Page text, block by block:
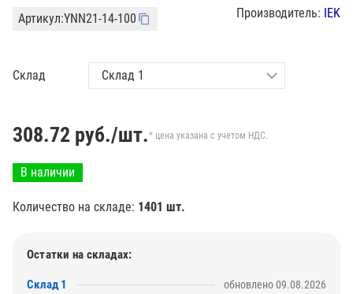
Артикул:YNN21-14-100 Производитель: IEK
Склад
308.72 руб./шт.* цена указана с учетом НДС.
В наличии
Количество на складе: 1401 шт.
Остатки на складах:
Склад 1 обновлено 09.08.2026